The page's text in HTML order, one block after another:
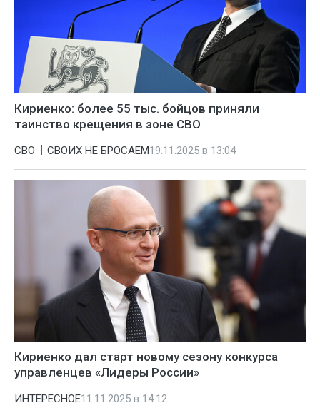
Кириенко: более 55 тыс. бойцов приняли
таинство крещения в зоне СВО
СВО СВОИХ НЕ БРОСАЕМ19.11.2025 в 13:04
Кириенко дал старт новому сезону конкурса
управленцев «Лидеры России»
ИНТЕРЕСНОЕ11.11.2025 в 14:12